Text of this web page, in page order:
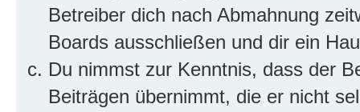
Betreiber dich nach Abmahnung
Boards ausschließen und dir ein
Du nimmst zur Kenntnis, dass der
Beiträgen übernimmt, die er nicht